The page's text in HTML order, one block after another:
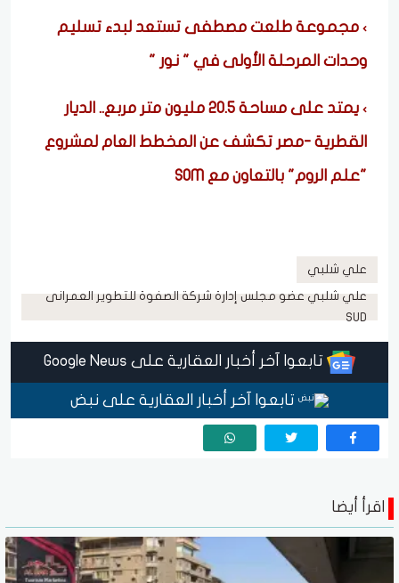
مجموعة طلعت مصطفى تستعد لبدء تسليم
وحدات المرحلة الأولى في " نور "
يمتد على مساحة 20.5 مليون متر مربع.. الديار
القطرية -مصر تكشف عن المخطط العام لمشروع
"علم الروم" بالتعاون مع SOM
علي شلبي
علي شلبي عضو مجلس إدارة شركة الصفوة للتطوير العمرانى
SUD
تابعوا آخر أخبار العقارية على Google News
تابعوا آخر أخبار العقارية على نبض
اقرأ أيضا